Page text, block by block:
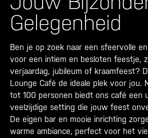
Gelegenheid
Ben je op zoek naar een sfeervolle
voor een intiem en besloten feestje,
verjaardag, jubileum of kraamfeest?
Lounge Café de ideale plek voor jou.
tot 100 personen biedt ons café een
veelzijdige setting die jouw feest
De eigen bar en mooie inrichting
warme ambiance, perfect voor het